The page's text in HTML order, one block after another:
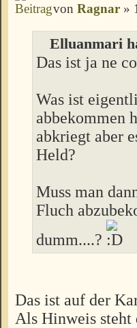
von Ragnar »
Elluanmari
Das ist ja ne
Was ist
abbekommen
abkriegt aber
Held?
Muss man
Fluch
dumm....?
Das ist auf der
Als Hinweis steht